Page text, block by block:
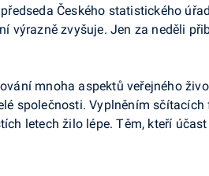
Českého statistického
výrazně zvyšuje. Jen za neděli
mnoha aspektů veřejného
společnosti. Vyplněním
letech žilo lépe. Těm, kteří